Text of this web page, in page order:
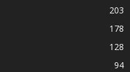
203
178
128
94